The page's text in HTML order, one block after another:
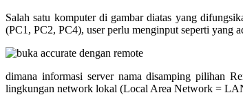
Salah satu komputer di gambar diatas yang
(PC1, PC2, PC4), user perlu menginput seperti yang
dimana informasi server nama disamping pilihan
lingkungan network lokal (Local Area Network =